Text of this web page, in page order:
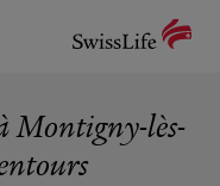
Montigny-lès-